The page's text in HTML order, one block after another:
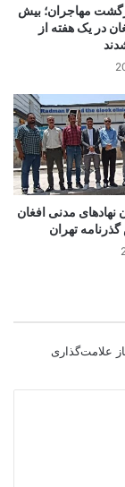
مهاجران؛ بیش
افغان در یک هفته‌ از
نهادهای مدنی افغان
تهران
علامت‌گذاری